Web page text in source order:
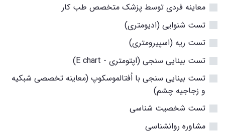
معاینه فردی توسط پزشک متخصص طب کار
تست شنوایی (ادیومتری)
تست ریه (اسپیرومتری)
تست بینایی سنجی (اپتومتری - E chart)
تست بینایی سنجی با اُفتالموسکوپ (معاینه تخصصی شبکیه
و زجاجیه چشم)
تست شخصیت شناسی
مشاوره روانشناسی